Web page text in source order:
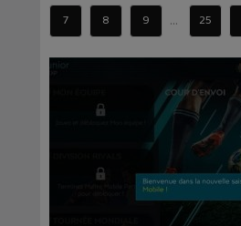
7 8 9 ... 25